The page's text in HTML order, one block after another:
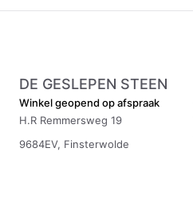
DE GESLEPEN STEEN
Winkel geopend op afspraak
H.R Remmersweg 19
9684EV, Finsterwolde